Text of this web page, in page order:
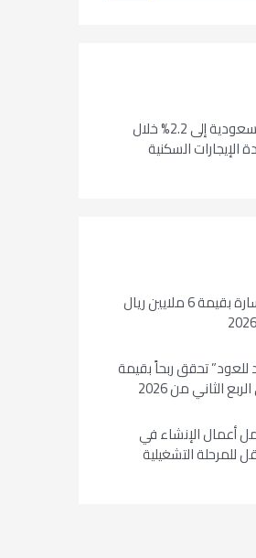
ارتفاع التضخم في السعودية إلى 2.2% خلال
الإيجارات السكنية
“ساسكو” تسجل خسارة بقيمة 6 ملايين ريال
للعود” تحقق ربحاً بقيمة
أعمال الإنشاء في
للمرحلة التشغيلية